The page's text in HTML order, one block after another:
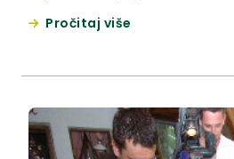
Pročitaj više